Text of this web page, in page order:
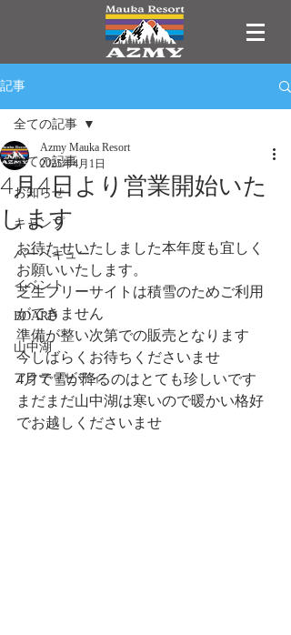
記事
全ての記事
お知らせ
キャンプ
バーベキュー
イベント
BOARD
山中湖
アクティビティ
全ての記事
4月4日より営業開始いた
します
Azmy Mauka Resort
2025年4月1日
お待たせいたしました本年度も宜しく
お願いいたします。
芝生フリーサイトは積雪のためご利用
ができません
準備が整い次第での販売となります
今しばらくお待ちくださいませ
4月で雪が降るのはとても珍しいです
まだまだ山中湖は寒いので暖かい格好
でお越しくださいませ